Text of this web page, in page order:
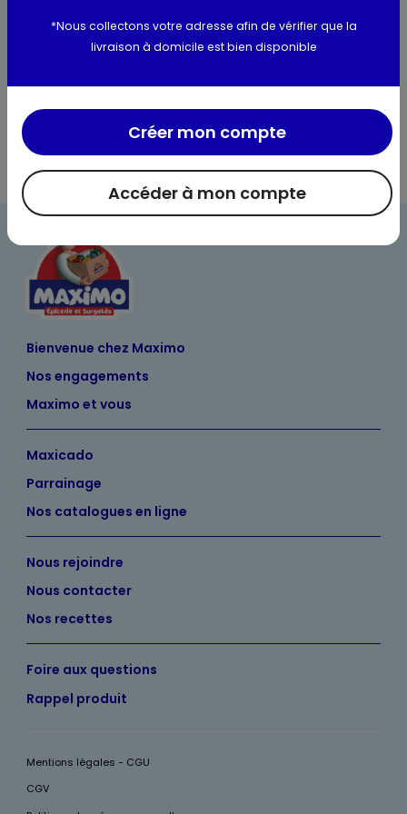
Utilisation et conservation
Valeurs nutritionnelles
Bienvenue chez Maximo
Nos engagements
Maximo et vous
Maxicado
Parrainage
Nos catalogues en ligne
Nous rejoindre
Nous contacter
Nos recettes
Foire aux questions
Rappel produit
Mentions légales - CGU
CGV
*Nous collectons votre adresse afin de vérifier que la
livraison à domicile est bien disponible
Accéder à mon compte
Créer mon compte